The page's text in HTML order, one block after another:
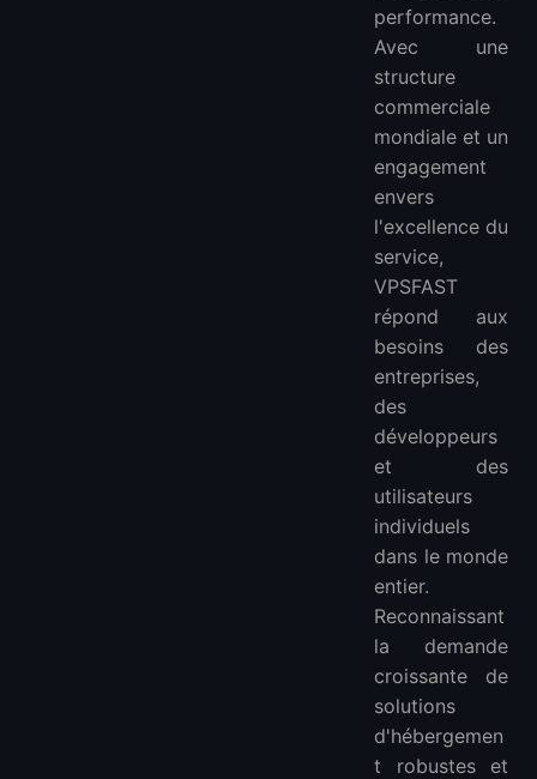
performance.
Avec une
structure
commerciale
mondiale et un
engagement
envers
l'excellence du
service,
VPSFAST
répond aux
besoins des
entreprises,
des
développeurs
et des
utilisateurs
individuels
dans le monde
entier.
Reconnaissant
la demande
croissante de
solutions
d'hébergemen
t robustes et